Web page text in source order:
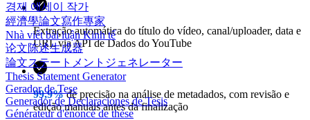
경제 에세이 작가
經濟學論文寫作專家
Nhà viết bài luận Kinh tế
论文陈述生成器
論文ステートメントジェネレーター
Thesis Statement Generator
Gerador de Tese
Generador de Declaraciones de Tesis
Générateur d'énoncé de thèse
Extração automática do título do vídeo, canal/uploader, data e
URL via API de Dados do YouTube
99,9%de precisão na análise de metadados, com revisão e
edição manuais antes da finalização